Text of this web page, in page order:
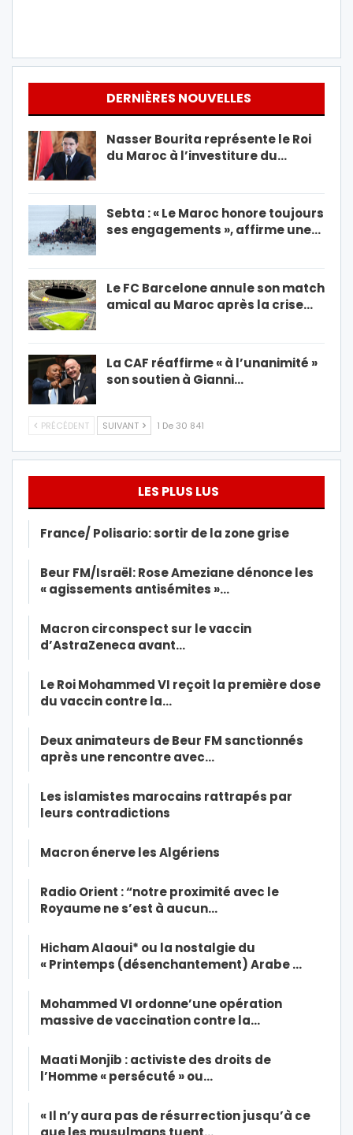
DERNIÈRES NOUVELLES
Nasser Bourita représente le Roi
du Maroc à l’investiture du…
Sebta : « Le Maroc honore toujours
ses engagements », affirme une…
Le FC Barcelone annule son match
amical au Maroc après la crise…
La CAF réaffirme « à l’unanimité »
son soutien à Gianni…
PRÉCÉDENT SUIVANT 1 De 30 841
LES PLUS LUS
France/ Polisario: sortir de la zone grise
Beur FM/Israël: Rose Ameziane dénonce les
« agissements antisémites »…
Macron circonspect sur le vaccin
d’AstraZeneca avant…
Le Roi Mohammed VI reçoit la première dose
du vaccin contre la…
Deux animateurs de Beur FM sanctionnés
après une rencontre avec…
Les islamistes marocains rattrapés par
leurs contradictions
Macron énerve les Algériens
Radio Orient : “notre proximité avec le
Royaume ne s’est à aucun…
Hicham Alaoui* ou la nostalgie du
« Printemps (désenchantement) Arabe …
Mohammed VI ordonne’une opération
massive de vaccination contre la…
Maati Monjib : activiste des droits de
l’Homme « persécuté » ou…
« Il n’y aura pas de résurrection jusqu’à ce